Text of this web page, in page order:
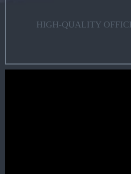
HIGH-QUALITY